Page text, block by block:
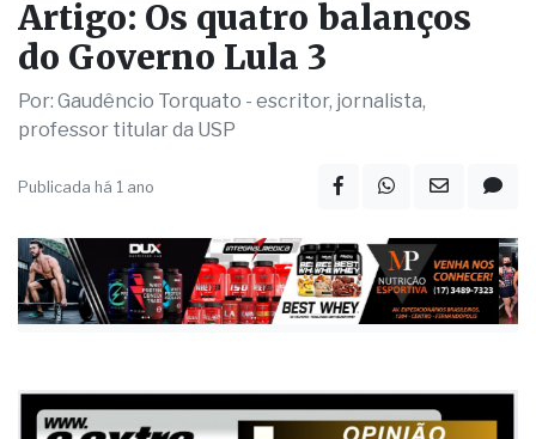
do Governo Lula 3
Por: Gaudêncio Torquato - escritor, jornalista,
professor titular da USP
Publicada há 1 ano